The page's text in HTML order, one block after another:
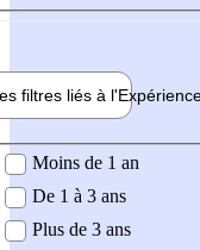
filtres liés à l'
demandée
Moins de 1 an
De 1 à 3 ans
Plus de 3 ans